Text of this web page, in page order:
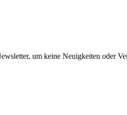
um keine Neuigkeiten oder